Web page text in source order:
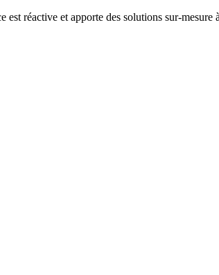
réactive et apporte des solutions sur-